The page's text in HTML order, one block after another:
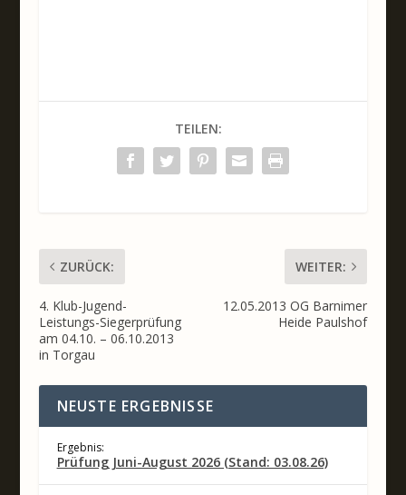
TEILEN:
ZURÜCK:
4. Klub-Jugend-
Leistungs-Siegerprüfung
am 04.10. – 06.10.2013
in Torgau
WEITER:
12.05.2013 OG Barnimer
Heide Paulshof
NEUSTE ERGEBNISSE
Ergebnis:
Prüfung Juni-August 2026 (Stand: 03.08.26)